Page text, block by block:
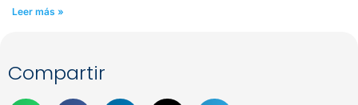
Leer más »
Compartir